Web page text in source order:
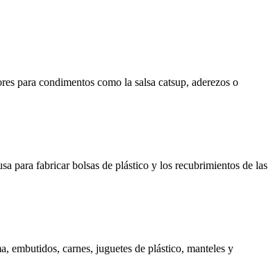
para condimentos como la salsa catsup, aderezos o
para fabricar bolsas de plástico y los recubrimientos de las
embutidos, carnes, juguetes de plástico, manteles y